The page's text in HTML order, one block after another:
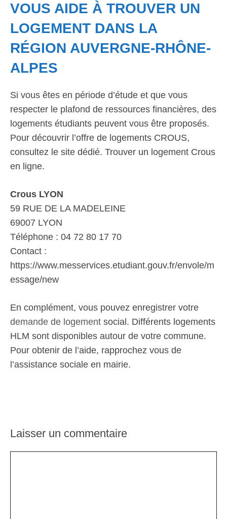
VOUS AIDE À TROUVER UN
LOGEMENT DANS LA
RÉGION AUVERGNE-RHÔNE-
ALPES
Si vous êtes en période d’étude et que vous
respecter le plafond de ressources financières, des
logements étudiants peuvent vous être proposés.
Pour découvrir l’offre de logements CROUS,
consultez le site dédié. Trouver un logement Crous
en ligne.
Crous LYON
59 RUE DE LA MADELEINE
69007 LYON
Téléphone : 04 72 80 17 70
Contact :
https://www.messervices.etudiant.gouv.fr/envole/m
essage/new
En complément, vous pouvez enregistrer votre
demande de logement social. Différents logements
HLM sont disponibles autour de votre commune.
Pour obtenir de l’aide, rapprochez vous de
l’assistance sociale en mairie.
Laisser un commentaire